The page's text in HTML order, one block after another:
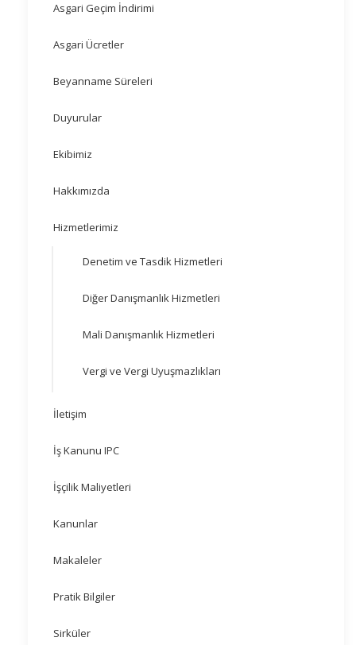
Asgari Geçim İndirimi
Asgari Ücretler
Beyanname Süreleri
Duyurular
Ekibimiz
Hakkımızda
Hizmetlerimiz
Denetim ve Tasdik Hizmetleri
Diğer Danışmanlık Hizmetleri
Mali Danışmanlık Hizmetleri
Vergi ve Vergi Uyuşmazlıkları
İletişim
İş Kanunu IPC
İşçilik Maliyetleri
Kanunlar
Makaleler
Pratik Bilgiler
Sirküler